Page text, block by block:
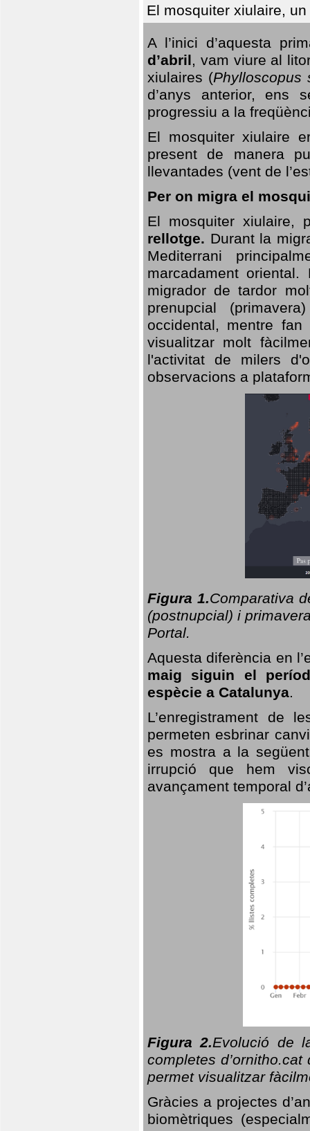
El mosquiter xiulaire,
A l’inici d’aquesta
d’abril, vam viure al
xiulaires (Phylloscopus
d’anys anterior, ens
progressiu a la
El mosquiter xiulaire
present de manera
llevantades (vent de
Per on migra el
El mosquiter xiulaire,
rellotge. Durant la
Mediterrani
marcadament
migrador de tardor
prenupcial
occidental, mentre
visualitzar molt
l'activitat de milers
observacions a
Figura 1.Comparativa
(postnupcial) i
Portal.
Aquesta diferència en
maig siguin el
espècie a Catalunya.
L’enregistrament de
permeten esbrinar
es mostra a la
irrupció que hem
avançament temporal
Figura 2.Evolució de
completes
permet visualitzar
Gràcies a projectes
biomètriques